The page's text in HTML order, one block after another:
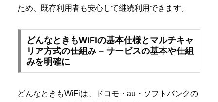
ため、既存利用者も安心して継続利用できます。
どんなときもWiFiの基本仕様とマルチキャ
リア方式の仕組み – サービスの基本や仕組
みを明確に
どんなときもWiFiは、ドコモ・au・ソフトバンクの